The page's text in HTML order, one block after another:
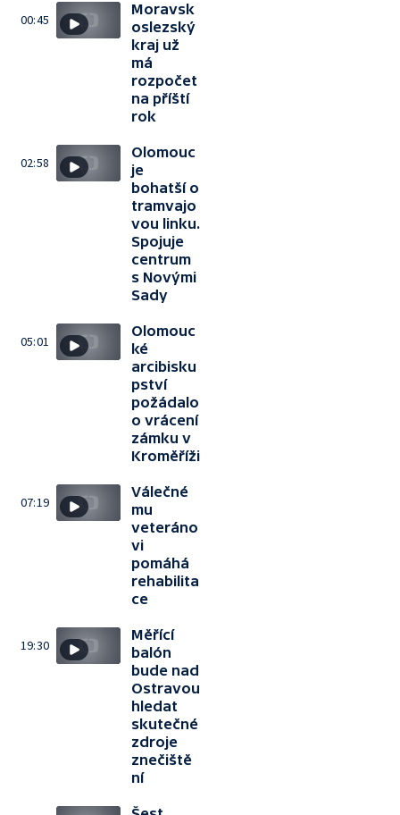
00:45
Moravsk
oslezský
kraj už
má
rozpočet
na příští
rok
02:58
Olomouc
je
bohatší o
tramvajo
vou linku.
Spojuje
centrum
s Novými
Sady
05:01
Olomouc
ké
arcibisku
pství
požádalo
o vrácení
zámku v
Kroměříži
07:19
Válečné
mu
veteráno
vi
pomáhá
rehabilita
ce
19:30
Měřící
balón
bude nad
Ostravou
hledat
skutečné
zdroje
znečiště
ní